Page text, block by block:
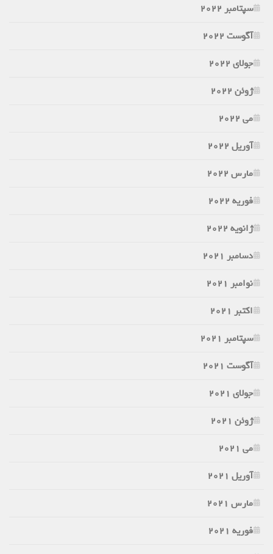
سپتامبر 2022
آگوست 2022
جولای 2022
ژوئن 2022
می 2022
آوریل 2022
مارس 2022
فوریه 2022
ژانویه 2022
دسامبر 2021
نوامبر 2021
اکتبر 2021
سپتامبر 2021
آگوست 2021
جولای 2021
ژوئن 2021
می 2021
آوریل 2021
مارس 2021
فوریه 2021